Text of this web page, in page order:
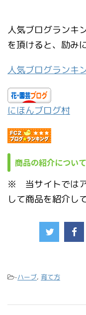
人気ブログランキ
を頂けると、励み
人気ブログランキ
にほんブログ村
商品の紹介について
※ 当サイトではア
して商品を紹介し
-ハーブ, 育て方